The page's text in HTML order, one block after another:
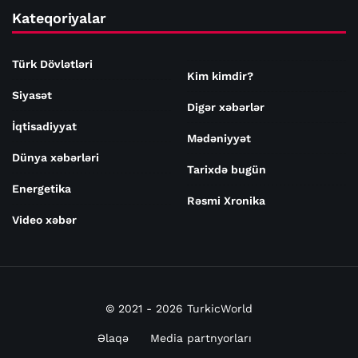
Kateqoriyalar
Türk Dövlətləri
Siyasət
İqtisadiyyat
Dünya xəbərləri
Energetika
Video xəbər
Kim kimdir?
Digər xəbərlər
Mədəniyyət
Tarixdə bugün
Rəsmi Xronika
© 2021 - 2026 TurkicWorld
Əlaqə Media partnyorları